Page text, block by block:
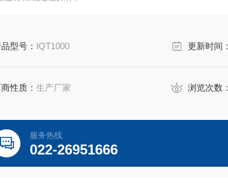
型号： IQT1000 更新时间：
商性质：生产厂家 浏览次数：
服务热线
022-26951666